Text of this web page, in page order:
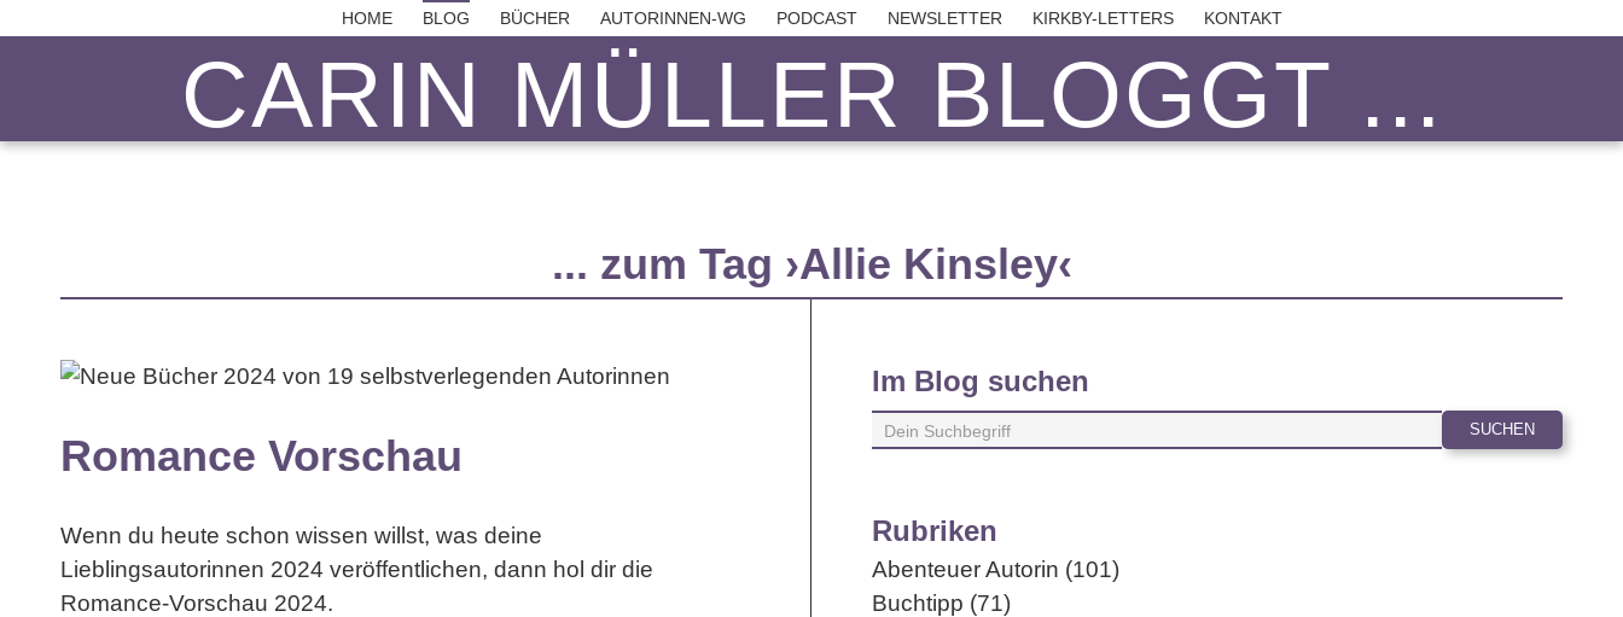
HOME BLOG BÜCHER AUTORINNEN-WG PODCAST NEWSLETTER KIRKBY-LETTERS KONTAKT
CARIN MÜLLER BLOGGT ...
... zum Tag ›Allie Kinsley‹
Romance Vorschau
Wenn du heute schon wissen willst, was deine
Lieblingsautorinnen 2024 veröffentlichen, dann hol dir die
Romance-Vorschau 2024.
Im Blog suchen
Rubriken
Abenteuer Autorin (101)
Buchtipp (71)